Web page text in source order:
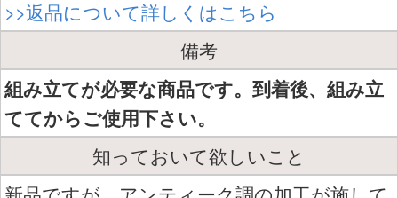
>>返品について詳しくはこちら
備考
組み立てが必要な商品です。到着後、組み立
ててからご使用下さい。
知っておいて欲しいこと